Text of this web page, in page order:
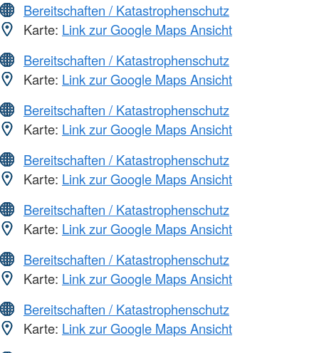
Bereitschaften / Katastrophenschutz
Karte: Link zur Google Maps Ansicht
Bereitschaften / Katastrophenschutz
Karte: Link zur Google Maps Ansicht
Bereitschaften / Katastrophenschutz
Karte: Link zur Google Maps Ansicht
Bereitschaften / Katastrophenschutz
Karte: Link zur Google Maps Ansicht
Bereitschaften / Katastrophenschutz
Karte: Link zur Google Maps Ansicht
Bereitschaften / Katastrophenschutz
Karte: Link zur Google Maps Ansicht
Bereitschaften / Katastrophenschutz
Karte: Link zur Google Maps Ansicht